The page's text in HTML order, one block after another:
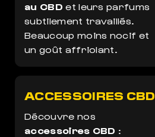
au CBD et leurs parfums
subtilement travaillés.
Beaucoup moins nocif et
un goût affriolant.
ACCESSOIRES CBD
Découvre nos
accessoires CBD :